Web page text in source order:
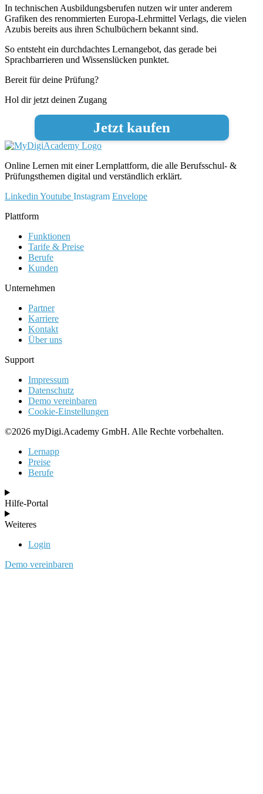
In technischen Ausbildungsberufen nutzen wir unter anderem
Grafiken des renommierten Europa-Lehrmittel Verlags, die vielen
Azubis bereits aus ihren Schulbüchern bekannt sind.
So entsteht ein durchdachtes Lernangebot, das gerade bei
Sprachbarrieren und Wissenslücken punktet.
Bereit für deine Prüfung?
Hol dir jetzt deinen Zugang
Jetzt kaufen
Online Lernen mit einer Lernplattform, die alle Berufsschul- &
Prüfungsthemen digital und verständlich erklärt.
Linkedin Youtube Instagram Envelope
Plattform
Funktionen
Tarife & Preise
Berufe
Kunden
Unternehmen
Partner
Karriere
Kontakt
Über uns
Support
Impressum
Datenschutz
Demo vereinbaren
Cookie-Einstellungen
©2026 myDigi.Academy GmbH. Alle Rechte vorbehalten.
Lernapp
Preise
Berufe
Hilfe-Portal
Weiteres
Login
Demo vereinbaren